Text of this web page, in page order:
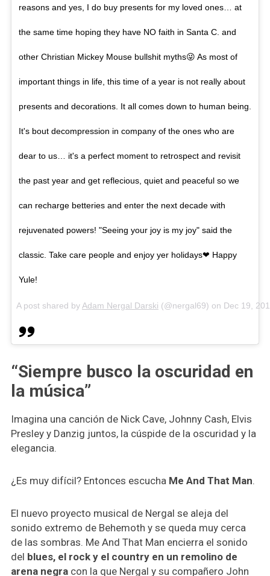
reasons and yes, I do buy presents for my loved ones… at
the same time hoping they have NO faith in Santa C. and
other Christian Mickey Mouse bullshit myths😜 As most of
important things in life, this time of a year is not really about
presents and decorations. It all comes down to human being.
It's bout decompression in company of the ones who are
dear to us… it's a perfect moment to retrospect and revisit
the past year and get reflecious, quiet and peaceful so we
can recharge betteries and enter the next decade with
rejuvenated powers! "Seeing your joy is my joy" said the
classic. Take care people and enjoy yer holidays❤ Happy
Yule!
A post shared byAdam Nergal Darski (@nergal69) on Dec 19,
“Siempre busco la oscuridad en
la música”
Imagina una canción de Nick Cave, Johnny Cash, Elvis
Presley y Danzig juntos, la cúspide de la oscuridad y la
elegancia.
¿Es muy difícil? Entonces escucha Me And That Man.
El nuevo proyecto musical de Nergal se aleja del
sonido extremo de Behemoth y se queda muy cerca
de las sombras. Me And That Man encierra el sonido
del blues, el rock y el country en un remolino de
arena negracon la que Nergal y su compañero John